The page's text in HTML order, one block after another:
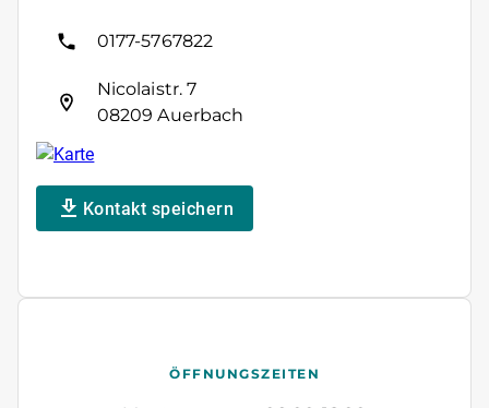
0177-5767822
Nicolaistr. 7
08209 Auerbach
Kontakt speichern
ÖFFNUNGSZEITEN